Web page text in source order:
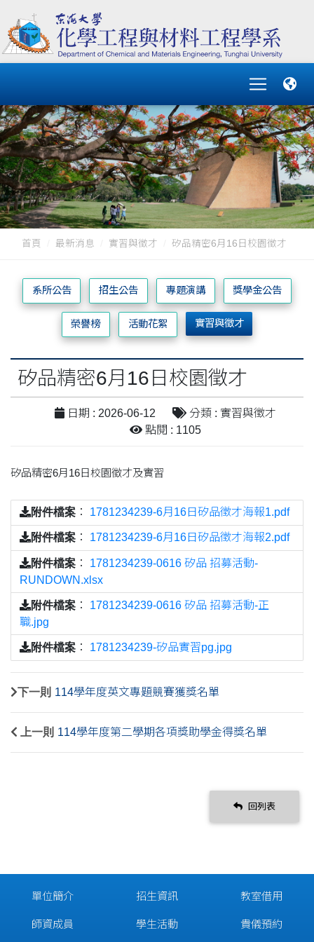
首頁 最新消息 實習與徵才 矽品精密6月16日校園徵才
系所公告 招生公告 專題演講 獎學金公告
榮譽榜 活動花絮 實習與徵才
矽品精密6月16日校園徵才
日期 : 2026-06-12
分類 : 實習與徵才
點閱 : 1105
矽品精密6月16日校園徵才及實習
附件檔案 ： 1781234239-6月16日矽品徵才海報1.pdf
附件檔案 ： 1781234239-6月16日矽品徵才海報2.pdf
附件檔案 ： 1781234239-0616 矽品 招募活動-
RUNDOWN.xlsx
附件檔案 ： 1781234239-0616 矽品 招募活動-正
職.jpg
附件檔案 ： 1781234239-矽品實習pg.jpg
下一則 114學年度英文專題競賽獲獎名單
上一則 114學年度第二學期各項獎助學金得獎名單
回列表
單位簡介
師資成員
招生資訊
學生活動
教室借用
貴儀預約